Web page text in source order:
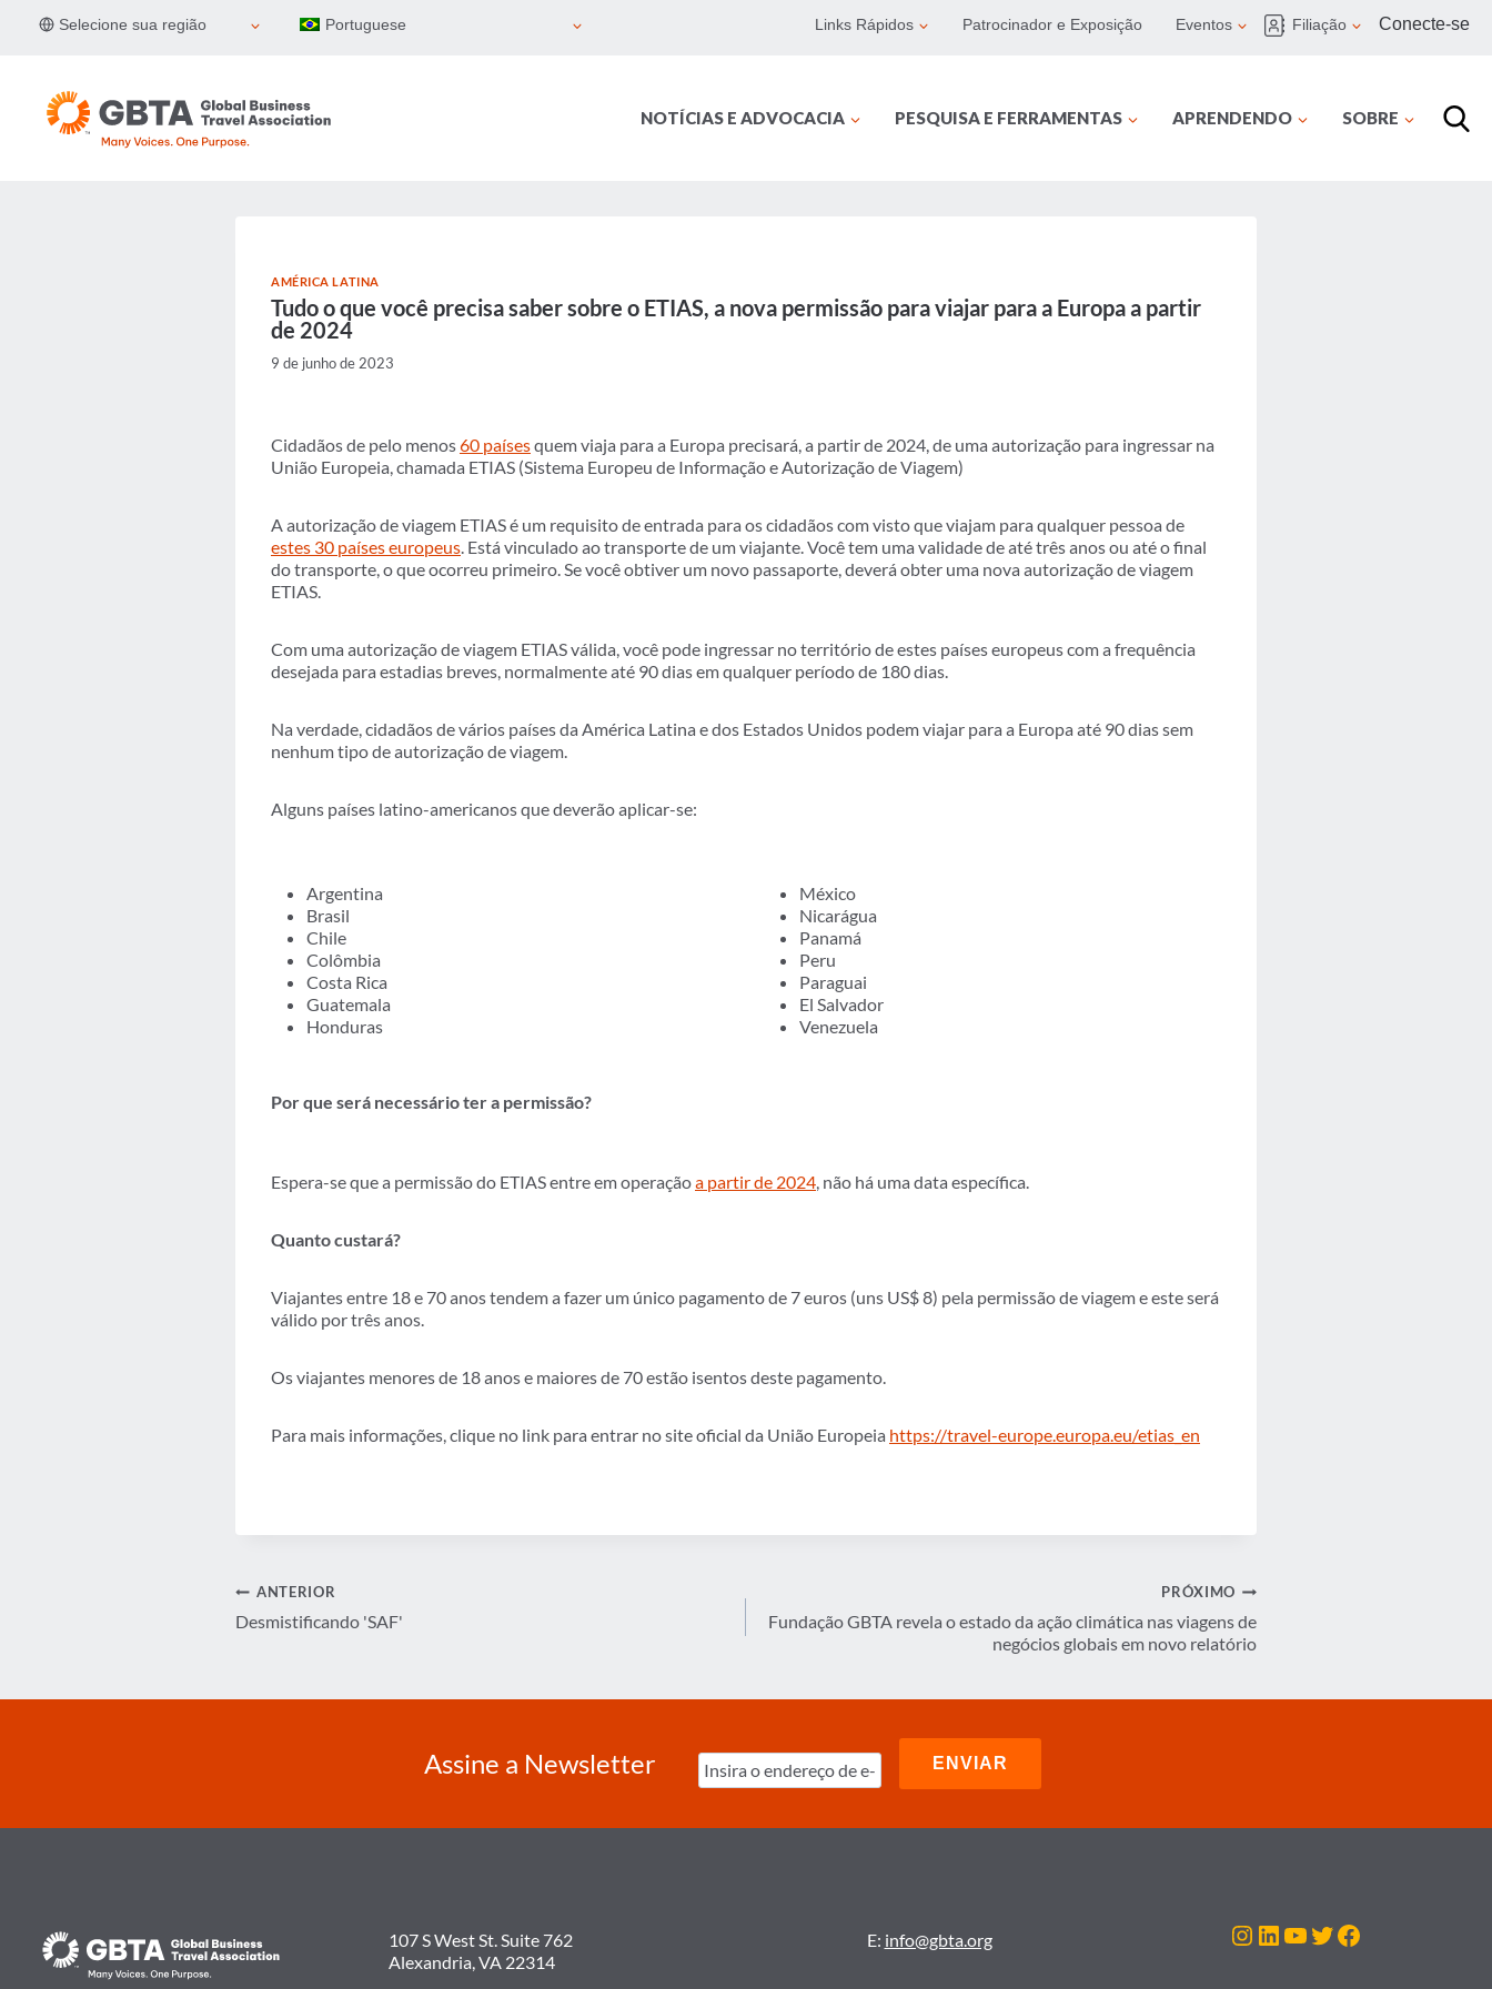
Selecione sua região Portuguese Links Rápidos Patrocinador e Exposição Eventos Filiação Conecte-se
NOTÍCIAS E ADVOCACIA PESQUISA E FERRAMENTAS APRENDENDO SOBRE
AMÉRICA LATINA
Tudo o que você precisa saber sobre o ETIAS, a nova permissão para viajar para a Europa a partir
de 2024
9 de junho de 2023
Cidadãos de pelo menos60 paísesquem viaja para a Europa precisará, a partir de 2024, de uma autorização para ingressar na
União Europeia, chamada ETIAS (Sistema Europeu de Informação e Autorização de Viagem)
A autorização de viagem ETIAS é um requisito de entrada para os cidadãos com visto que viajam para qualquer pessoa de
estes 30 países europeus. Está vinculado ao transporte de um viajante. Você tem uma validade de até três anos ou até o final
do transporte, o que ocorreu primeiro. Se você obtiver um novo passaporte, deverá obter uma nova autorização de viagem
ETIAS.
Com uma autorização de viagem ETIAS válida, você pode ingressar no território de estes países europeus com a frequência
desejada para estadias breves, normalmente até 90 dias em qualquer período de 180 dias.
Na verdade, cidadãos de vários países da América Latina e dos Estados Unidos podem viajar para a Europa até 90 dias sem
nenhum tipo de autorização de viagem.
Alguns países latino-americanos que deverão aplicar-se:
Argentina
Brasil
Chile
Colômbia
Costa Rica
Guatemala
Honduras
México
Nicarágua
Panamá
Peru
Paraguai
El Salvador
Venezuela
Por que será necessário ter a permissão?
Espera-se que a permissão do ETIAS entre em operaçãoa partir de 2024, não há uma data específica.
Quanto custará?
Viajantes entre 18 e 70 anos tendem a fazer um único pagamento de 7 euros (uns US$ 8) pela permissão de viagem e este será
válido por três anos.
Os viajantes menores de 18 anos e maiores de 70 estão isentos deste pagamento.
Para mais informações, clique no link para entrar no site oficial da União Europeia https://travel-europe.europa.eu/etias_en
Navegação
Post
ANTERIOR
Desmistificando 'SAF'
PRÓXIMO
Fundação GBTA revela o estado da ação climática nas viagens de
negócios globais em novo relatório
Assine a Newsletter
107 S West St. Suite 762
Alexandria, VA 22314
E: info@gbta.org Instagram
LinkedIn
Youtube
Twitter
Facebook